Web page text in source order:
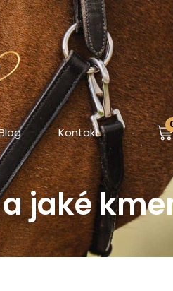
Kontakt
jaké